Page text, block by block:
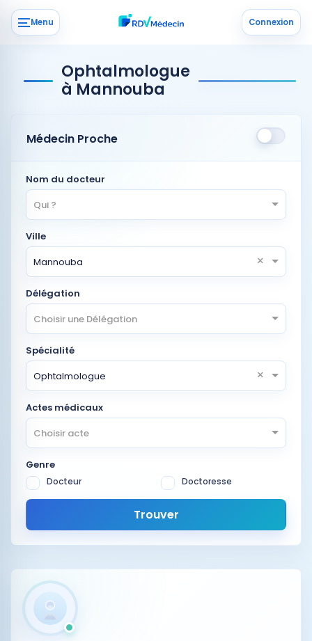
Menu Connexion
Ophtalmologue
à Mannouba
Médecin Proche
Nom du docteur
Qui ?
Ville
Mannouba
×
Délégation
Choisir une Délégation
Spécialité
Ophtalmologue
×
Actes médicaux
Choisir acte
Genre
Docteur Doctoresse
Trouver